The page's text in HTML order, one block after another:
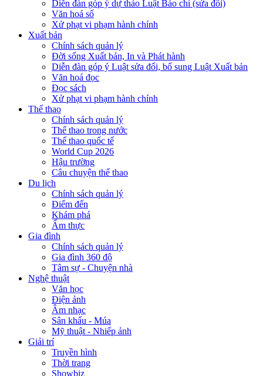
Diễn đàn góp ý dự thảo Luật Báo chí (sửa đổi)
Văn hoá số
Xử phạt vi phạm hành chính
Xuất bản
Chính sách quản lý
Đời sống Xuất bản, In và Phát hành
Diễn đàn góp ý Luật sửa đổi, bổ sung Luật Xuất bản
Văn hoá đọc
Đọc sách
Xử phạt vi phạm hành chính
Thể thao
Chính sách quản lý
Thể thao trong nước
Thể thao quốc tế
World Cup 2026
Hậu trường
Câu chuyện thể thao
Du lịch
Chính sách quản lý
Điểm đến
Khám phá
Ẩm thực
Gia đình
Chính sách quản lý
Gia đình 360 độ
Tâm sự - Chuyện nhà
Nghệ thuật
Văn học
Điện ảnh
Âm nhạc
Sân khấu - Múa
Mỹ thuật - Nhiếp ảnh
Giải trí
Truyền hình
Thời trang
Showbiz